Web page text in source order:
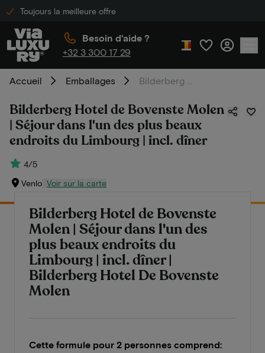
Toujours la meilleure offre
Besoin d'aide ?
+32 3 300 17 29
Accueil Emballages
Bilderberg Hotel de Bovenste Molen
| Séjour dans l'un des plus beaux
endroits du Limbourg | incl. dîner
4/5
Venlo Voir sur la carte
Bilderberg Hotel de Bovenste
Molen | Séjour dans l'un des
plus beaux endroits du
Limbourg | incl. dîner |
Bilderberg Hotel De Bovenste
Molen
Cette formule pour 2 personnes comprend: